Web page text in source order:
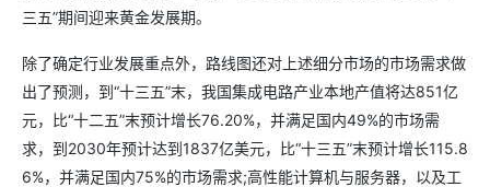
三五”期间迎来黄金发展期。
除了确定行业发展重点外，路线图还对上述细分市场的市场需求做
出了预测，到“十三五”末，我国集成电路产业本地产值将达851亿
元，比“十二五”末预计增长76.20%，并满足国内49%的市场需
求，到2030年预计达到1837亿美元，比“十三五”末预计增长115.8
6%，并满足国内75%的市场需求;高性能计算机与服务器，以及工